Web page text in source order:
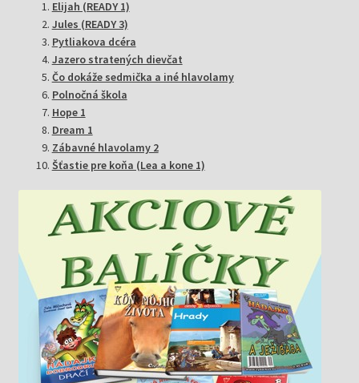
Elijah (READY 1)
Jules (READY 3)
Pytliakova dcéra
Jazero stratených dievčat
Čo dokáže sedmička a iné hlavolamy
Polnočná škola
Hope 1
Dream 1
Zábavné hlavolamy 2
Šťastie pre koňa (Lea a kone 1)